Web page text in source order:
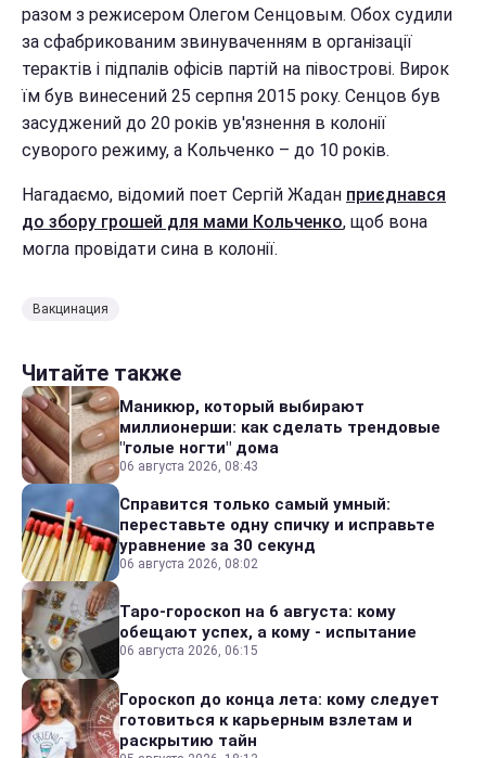
разом з режисером Олегом Сенцовым. Обох судили
за сфабрикованим звинуваченням в організації
терактів і підпалів офісів партій на півострові. Вирок
їм був винесений 25 серпня 2015 року. Сенцов був
засуджений до 20 років ув'язнення в колонії
суворого режиму, а Кольченко – до 10 років.
Нагадаємо, відомий поет Сергій Жадан приєднався
до збору грошей для мами Кольченко, щоб вона
могла провідати сина в колонії.
Вакцинация
Читайте также
Маникюр, который выбирают
миллионерши: как сделать трендовые
"голые ногти" дома
06 августа 2026, 08:43
Справится только самый умный:
переставьте одну спичку и исправьте
уравнение за 30 секунд
06 августа 2026, 08:02
Таро-гороскоп на 6 августа: кому
обещают успех, а кому - испытание
06 августа 2026, 06:15
Гороскоп до конца лета: кому следует
готовиться к карьерным взлетам и
раскрытию тайн